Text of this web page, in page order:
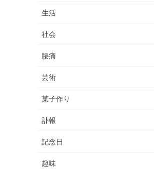
生活
社会
腰痛
芸術
菓子作り
訃報
記念日
趣味